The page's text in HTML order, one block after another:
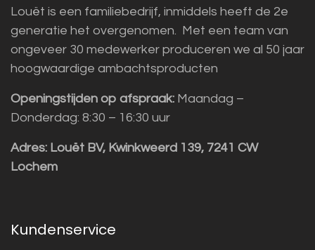
Louët is een familiebedrijf, inmiddels heeft de 2e
generatie het overgenomen. Met een team van
ongeveer 30 medewerker produceren we al 50 jaar
hoogwaardige ambachtsproducten
Openingstijden op afspraak: Maandag –
Donderdag: 8:30 – 16:30 uur
Adres: Louët BV, Kwinkweerd 139, 7241 CW
Lochem
Kundenservice